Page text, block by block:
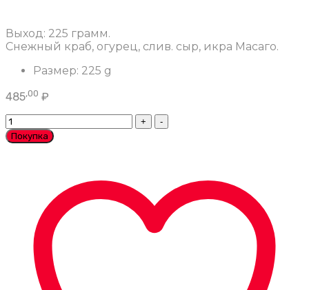
Выход: 225 грамм.
Снежный краб, огурец, слив. сыр, икра Масаго.
Размер: 225 g
485,00 ₽
Калифорния
количество
Покупка